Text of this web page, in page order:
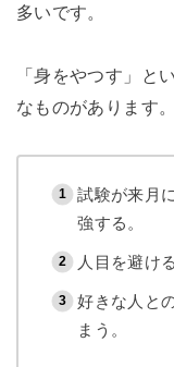
多いです。
「身をやつす」と
なものがあります。
試験が来月
強する。
人目を避け
好きな人と
まう。